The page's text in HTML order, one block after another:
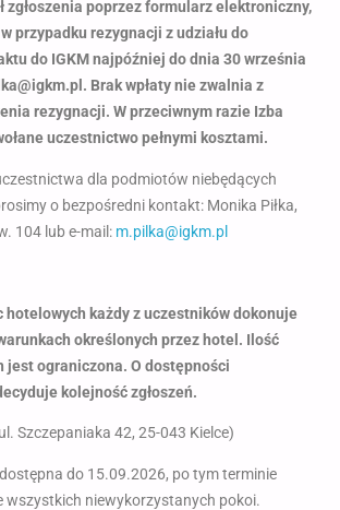
zgłoszenia poprzez formularz elektroniczny,
przypadku rezygnacji z udziału do
do IGKM najpóźniej do dnia 30 września
Brak wpłaty nie zwalnia z
rezygnacji. W przeciwnym razie Izba
uczestnictwo pełnymi kosztami.
dla podmiotów niebędących
o bezpośredni kontakt: Monika Piłka,
104 lub e-mail: m.pilka@igkm.pl
hotelowych każdy z uczestników dokonuje
określonych przez hotel. Ilość
jest ograniczona. O dostępności
kolejność zgłoszeń.
Szczepaniaka 42, 25-043 Kielce)
do 15.09.2026, po tym terminie
wszystkich niewykorzystanych pokoi.